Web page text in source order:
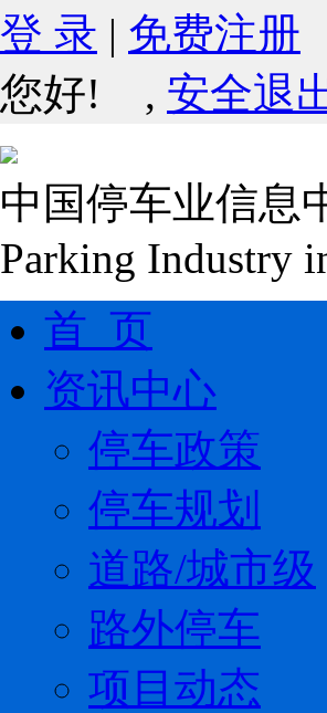
登 录 | 免费注册
您好!
, 安全退
中国停车业信息
Parking Industry
首 页
资讯中心
停车政策
停车规划
道路/城市级
路外停车
项目动态